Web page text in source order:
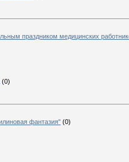
праздником медицинских
(0)
фантазия" (0)